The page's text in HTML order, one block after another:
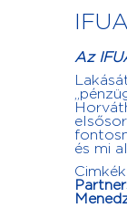
Az
és mi
Cimkék: